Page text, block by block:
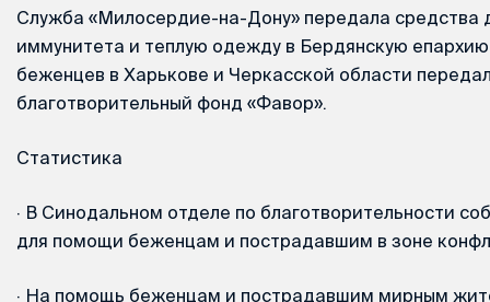
Служба «Милосердие-на-Дону» передала средства
иммунитета и теплую одежду в Бердянскую
беженцев в Харькове и Черкасской области
благотворительный фонд «Фавор».
Статистика
· В Синодальном отделе по благотворительности
для помощи беженцам и пострадавшим в зоне
· На помощь беженцам и пострадавшим мирным